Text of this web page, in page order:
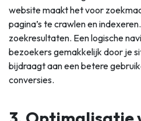
website maakt het voor
pagina’s te crawlen en
zoekresultaten. Een logische
bezoekers gemakkelijk door je
bijdraagt aan een betere
conversies.